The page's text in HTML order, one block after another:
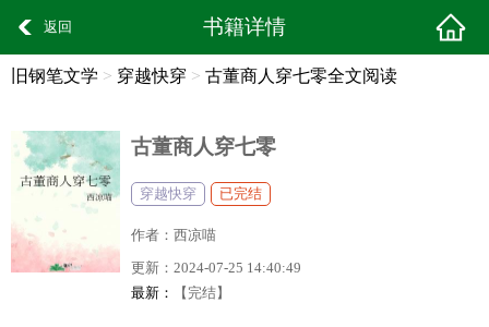
返回 书籍详情
旧钢笔文学 > 穿越快穿 > 古董商人穿七零全文阅读
古董商人穿七零
穿越快穿 已完结
作者： 西凉喵
更新： 2024-07-25 14:40:49
最新：
【完结】